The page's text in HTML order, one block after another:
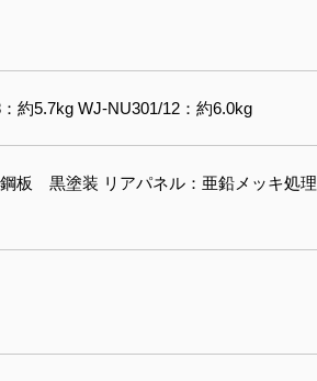
約5.7kg WJ-NU301/12：約6.0kg
板 黒塗装 リアパネル：亜鉛メッキ処理